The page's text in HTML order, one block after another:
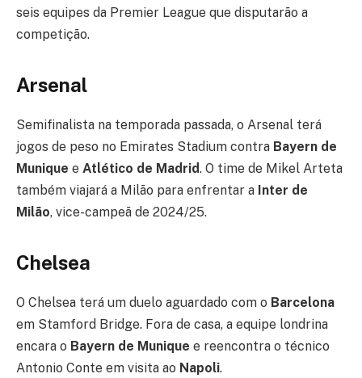
seis equipes da Premier League que disputarão a
competição.
Arsenal
Semifinalista na temporada passada, o Arsenal terá
jogos de peso no Emirates Stadium contra Bayern de
Munique e Atlético de Madrid. O time de Mikel Arteta
também viajará a Milão para enfrentar a Inter de
Milão, vice-campeã de 2024/25.
Chelsea
O Chelsea terá um duelo aguardado com o Barcelona
em Stamford Bridge. Fora de casa, a equipe londrina
encara o Bayern de Munique e reencontra o técnico
Antonio Conte em visita ao Napoli.